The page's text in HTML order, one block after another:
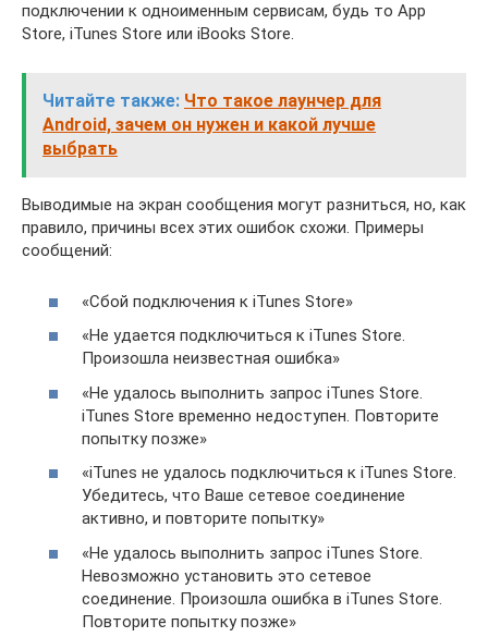
подключении к одноименным сервисам, будь то App
Store, iTunes Store или iBooks Store.
Читайте также: Что такое лаунчер для
Android, зачем он нужен и какой лучше
выбрать
Выводимые на экран сообщения могут разниться, но, как
правило, причины всех этих ошибок схожи. Примеры
сообщений:
«Сбой подключения к iTunes Store»
«Не удается подключиться к iTunes Store.
Произошла неизвестная ошибка»
«Не удалось выполнить запрос iTunes Store.
iTunes Store временно недоступен. Повторите
попытку позже»
«iTunes не удалось подключиться к iTunes Store.
Убедитесь, что Ваше сетевое соединение
активно, и повторите попытку»
«Не удалось выполнить запрос iTunes Store.
Невозможно установить это сетевое
соединение. Произошла ошибка в iTunes Store.
Повторите попытку позже»